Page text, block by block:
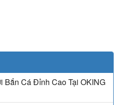
Bắn Cá Đỉnh Cao Tại OKING